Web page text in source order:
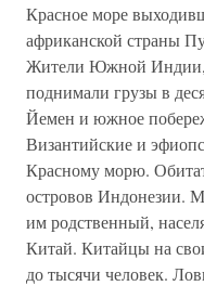
Красное море
африканской страны
Жители Южной Индии,
поднимали грузы в
Йемен и южное
Византийские и
Красному морю.
островов Индонезии.
им родственный,
Китай. Китайцы на
до тысячи человек.